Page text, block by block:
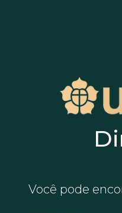
Você pode